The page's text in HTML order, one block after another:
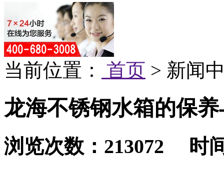
当前位置： 首页 > 新闻
龙海不锈钢水箱的保
浏览次数：213072 时